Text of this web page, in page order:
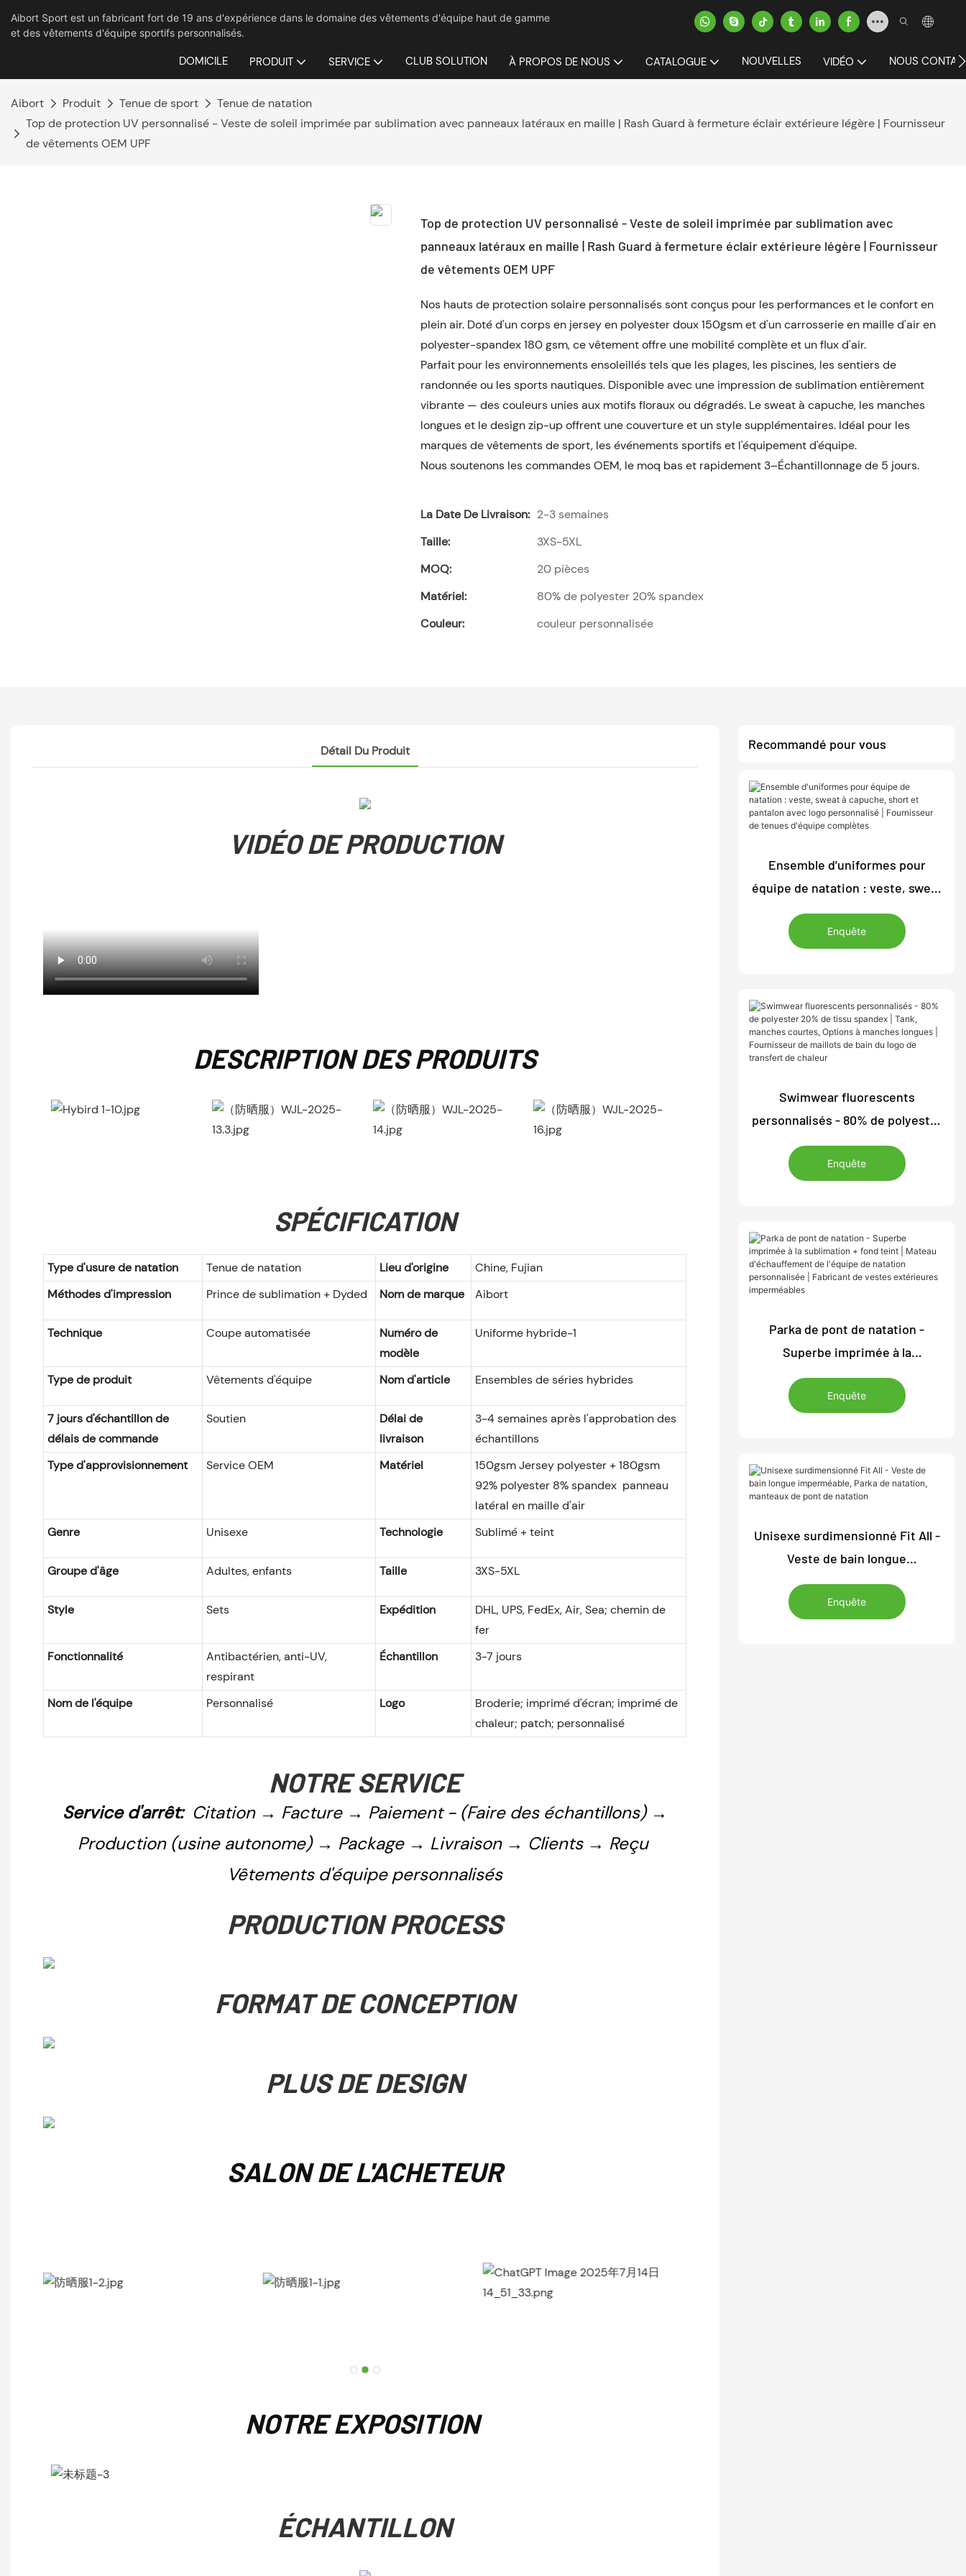
Aibort Sport est un fabricant fort de 19 ans d'expérience dans le domaine des vêtements d'équipe haut de gamme
et des vêtements d'équipe sportifs personnalisés.
DOMICILE PRODUIT SERVICE CLUB SOLUTION À PROPOS DE NOUS CATALOGUE NOUVELLES VIDÉO NOUS
Aibort Produit Tenue de sport
Tenue de natation
Top de protection UV personnalisé - Veste de soleil imprimée par sublimation avec panneaux latéraux en maille | Rash Guard à fermeture éclair extérieure légère | Fournisseur
de vêtements OEM UPF
Top de protection UV personnalisé - Veste de soleil imprimée par sublimation avec
panneaux latéraux en maille | Rash Guard à fermeture éclair extérieure légère | Fournisseur
de vêtements OEM UPF
Nos hauts de protection solaire personnalisés sont conçus pour les performances et le confort en
plein air. Doté d'un corps en jersey en polyester doux 150gsm et d'un carrosserie en maille d'air en
polyester-spandex 180 gsm, ce vêtement offre une mobilité complète et un flux d'air.
Parfait pour les environnements ensoleillés tels que les plages, les piscines, les sentiers de
randonnée ou les sports nautiques. Disponible avec une impression de sublimation entièrement
vibrante — des couleurs unies aux motifs floraux ou dégradés. Le sweat à capuche, les manches
longues et le design zip-up offrent une couverture et un style supplémentaires. Idéal pour les
marques de vêtements de sport, les événements sportifs et l'équipement d'équipe.
Nous soutenons les commandes OEM, le moq bas et rapidement 3–Échantillonnage de 5 jours.
La Date De Livraison: 2-3 semaines
Taille:
3XS-5XL
MOQ:
20 pièces
Matériel:
80% de polyester 20% spandex
Couleur:
couleur personnalisée
Détail Du Produit
VIDÉO DE PRODUCTION
DESCRIPTION DES PRODUITS
SPÉCIFICATION
Type d'usure de natation Tenue de natation Lieu d'origine
Chine, Fujian
Méthodes d'impression
Prince de sublimation + Dyded Nom de marque Aibort
Technique Coupe automatisée
Numéro de
modèle
Uniforme hybride-1
Type de produit Vêtements d'équipe Nom d'article Ensembles de séries hybrides
7 jours d'échantillon de
délais de commande
Soutien
Délai de
livraison
3-4 semaines après l'approbation des
échantillons
Type d'approvisionnement
Service OEM Matériel
150gsm Jersey polyester + 180gsm
92% polyester 8% spandex panneau
latéral en maille d'air
Genre
Unisexe Technologie Sublimé + teint
Groupe d'âge Adultes, enfants Taille 3XS-5XL
Style Sets Expédition
DHL, UPS, FedEx, Air, Sea; chemin de
fer
Fonctionnalité
Antibactérien, anti-UV,
respirant
Échantillon 3-7 jours
Nom de l'équipe Personnalisé Logo
Broderie; imprimé d'écran; imprimé de
chaleur; patch; personnalisé
NOTRE SERVICE
Service d'arrêt: Citation → Facture → Paiement - (Faire des échantillons) →
Production (usine autonome) → Package → Livraison → Clients → Reçu
Vêtements d'équipe personnalisés
PRODUCTION PROCESS
FORMAT DE CONCEPTION
PLUS DE DESIGN
SALON DE L'ACHETEUR
NOTRE EXPOSITION
ÉCHANTILLON
Recommandé pour vous
Ensemble d'uniformes pour
équipe de natation : veste, sweat
à capuche, short et pantalon avec
logo personnalisé | Fournisseur
Enquête
Swimwear fluorescents
personnalisés - 80% de polyester
20% de tissu spandex | Tank,
manches courtes, Options à
transfert de chaleur
Enquête
Parka de pont de natation -
Superbe imprimée à la
sublimation + fond teint | Mateau
d'échauffement de l'équipe de
imperméables
Enquête
Unisexe surdimensionné Fit All -
Veste de bain longue
imperméable, Parka de natation,
manteaux de pont de natation
Enquête